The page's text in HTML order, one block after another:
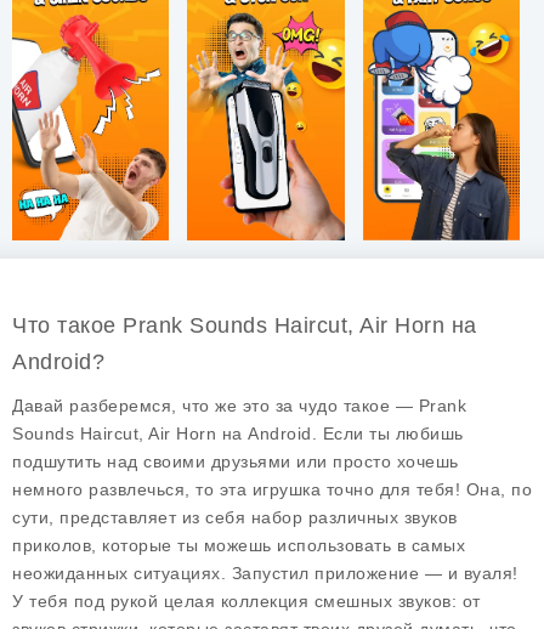
Что такое Prank Sounds Haircut, Air Horn на
Android?
Давай разберемся, что же это за чудо такое — Prank
Sounds Haircut, Air Horn на Android. Если ты любишь
подшутить над своими друзьями или просто хочешь
немного развлечься, то эта игрушка точно для тебя! Она, по
сути, представляет из себя набор различных звуков
приколов , которые ты можешь использовать в самых
неожиданных ситуациях. Запустил приложение — и вуаля!
У тебя под рукой целая коллекция смешных звуков: от